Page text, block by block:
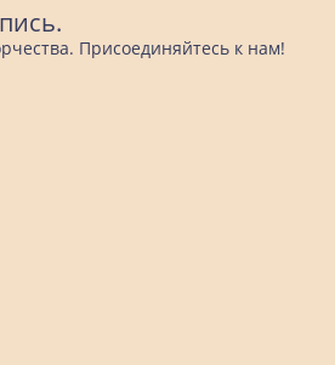
Присоединяйтесь к нам!